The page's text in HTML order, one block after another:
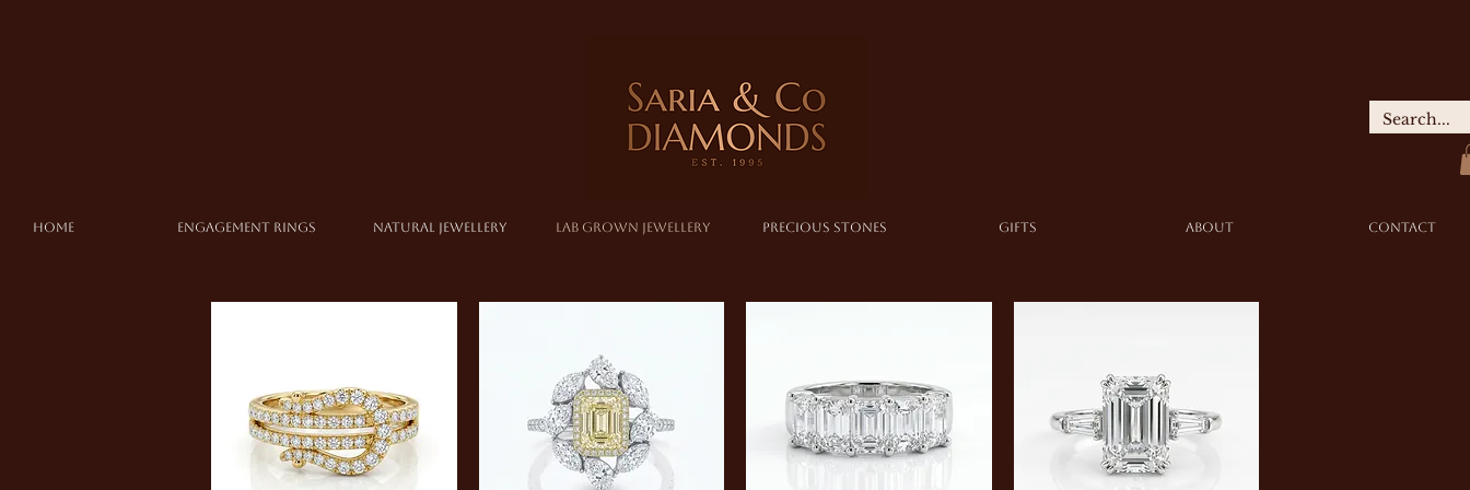
Home ENGAGEMENT RINGS NATURAL JEWELLERY LAB GROWN JEWELLERY PRECIOUS STONES GIFTS ABOUT Contact